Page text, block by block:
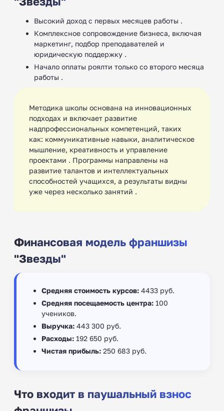
Высокий доход с первых месяцев работы .
Комплексное сопровождение бизнеса, включая
маркетинг, подбор преподавателей и
юридическую поддержку .
Начало оплаты роялти только со второго месяца
работы .
Методика школы основана на инновационных
подходах и включает развитие
надпрофессиональных компетенций, таких
как: коммуникативные навыки, аналитическое
мышление, креативность и управление
проектами ‍. Программы направлены на
развитие талантов и интеллектуальных
способностей учащихся, а результаты видны
уже через несколько занятий .
Финансовая модель франшизы
"Звезды"
Средняя стоимость курсов: 4433 руб.
Средняя посещаемость центра: 100
учеников.
Выручка: 443 300 руб.
Расходы: 192 650 руб.
Чистая прибыль: 250 683 руб.
Что входит в паушальный взнос